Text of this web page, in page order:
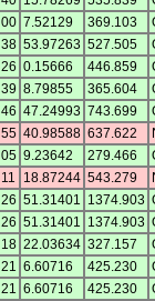
00 7.52129 369.103
38 53.97263 527.505
26 0.15666 446.859
39 8.79855 365.604
46 47.24993 743.699
55 40.98588 637.622
05 9.23642 279.466
11 18.87244 543.279
26 51.31401 1374.903
26 51.31401 1374.903
18 22.03634 327.157
21 6.60716 425.230
21 6.60716 425.230